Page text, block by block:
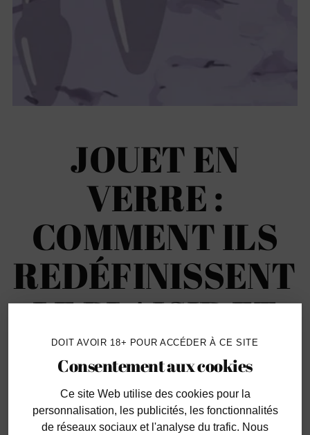
DOIT AVOIR 18+ POUR ACCÉDER À CE SITE
Consentement aux cookies
Ce site Web utilise des cookies pour la
personnalisation, les publicités, les fonctionnalités
de réseaux sociaux et l'analyse du trafic. Nous
JOUET EN
VERRE :
COMMENT ILS
REDÉFINISSENT
LE PLAISIR ET
L'INTIMITÉ
13 juil. 2023
De nos jours, le marché propose un large éventail en